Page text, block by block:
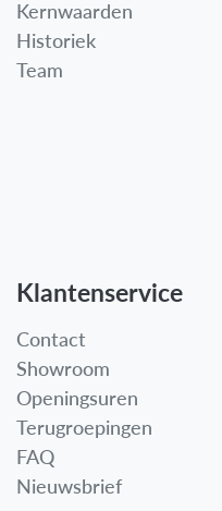
Kernwaarden
Historiek
Team
Klantenservice
Contact
Showroom
Openingsuren
Terugroepingen
FAQ
Nieuwsbrief